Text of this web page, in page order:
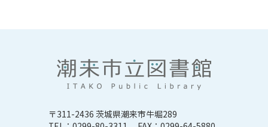
〒311-2436 茨城県潮来市牛堀289